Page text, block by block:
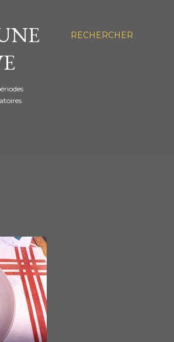
RECHERCHER